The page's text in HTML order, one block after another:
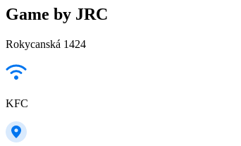
Game by JRC
Rokycanská 1424
KFC